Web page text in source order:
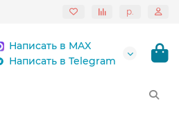
р.
Написать в MAX
Написать в Telegram